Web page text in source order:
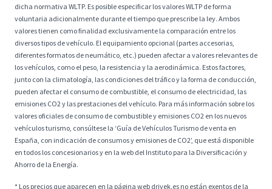
dicha normativa WLTP. Es posible especificar los valores WLTP de forma
voluntaria adicionalmente durante el tiempo que prescribe la ley. Ambos
valores tienen como finalidad exclusivamente la comparación entre los
diversos tipos de vehículo. El equipamiento opcional (partes accesorias,
diferentes formatos de neumático, etc.) pueden afectar a valores relevantes de
los vehículos, como el peso, la resistencia y la aerodinámica. Estos factores,
junto con la climatología, las condiciones del tráfico y la forma de conducción,
pueden afectar el consumo de combustible, el consumo de electricidad, las
emisiones CO2 y las prestaciones del vehículo. Para más información sobre los
valores oficiales de consumo de combustible y emisiones CO2 en los nuevos
vehículos turismo, consúltese la ‘Guía de Vehículos Turismo de venta en
España, con indicación de consumos y emisiones de CO2’, que está disponible
en todos los concesionarios y en la web del Instituto para la Diversificación y
Ahorro de la Energía.
* Los precios que aparecen en la página web drivek.es no están exentos de la